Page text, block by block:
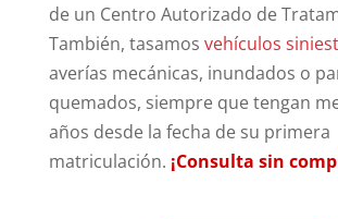
de un Centro Autorizado de
También, tasamos vehículos
averías mecánicas, inundados o
quemados, siempre que tengan
años desde la fecha de su primera
matriculación. ¡Consulta sin